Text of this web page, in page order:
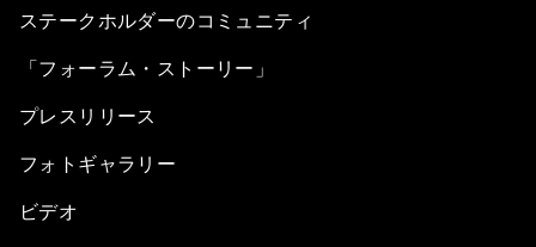
ステークホルダーのコミュニティ
「フォーラム・ストーリー」
プレスリリース
フォトギャラリー
ビデオ